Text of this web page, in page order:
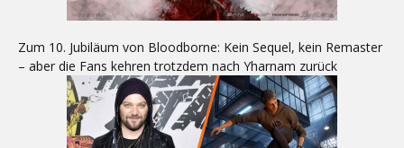
Zum 10. Jubiläum von Bloodborne: Kein Sequel, kein Remaster
– aber die Fans kehren trotzdem nach Yharnam zurück